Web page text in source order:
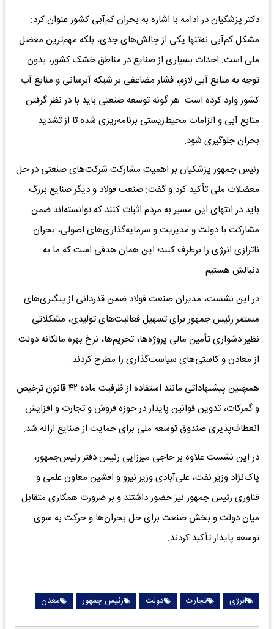
دکتر پزشکیان در ادامه با اشاره به بحران کم‌آبی کشور عنوان کرد:
مشکل کم‌آبی نه‌تنها یکی از چالش‌های جدی، بلکه مهم‌ترین معضل
ملی است. احداث بسیاری از صنایع در مناطق خشک کشور، بدون
توجه به منابع آبی لازم، فشار مضاعفی بر شبکه آبرسانی و منابع آب
کشور وارد کرده است. هر گونه توسعه صنعتی باید با در نظر گرفتن
منابع آبی و الزامات محیط‌زیستی برنامه‌ریزی شده تا از تشدید
بحران جلوگیری شود.
رئیس جمهور پزشکیان بر اهمیت مشارکت شرکت‌های صنعتی در حل
معضلات ملی تأکید کرد و گفت: صنعت فولاد و دیگر صنایع بزرگ
باید در انتهای این مسیر به مردم اثبات کنند که توانسته‌اند ضمن
مشارکت با دولت و مدیریت و سرمایه‌گذاری‌های اصولی، بحران
ناترازی انرژی را برطرف کنند؛ این همان هدفی است که ما به
دنبالش هستیم.
در این نشست، مدیران صنعت فولاد ضمن قدردانی از پیگیری‌های
مستمر رئیس جمهور برای تسهیل فعالیت‌های تولیدی، مشکلاتی
نظیر دشواری تأمین مالی پروژه‌ها، تحریم‌ها، نرخ بهره مالکانه دولت
از معادن و کاستی‌های سیاست‌گذاری را مطرح کردند.
همچنین پیشنهاداتی مانند استفاده از ظرفیت ماده ۴۲ قانون ترخیص
و گمرکات، تدوین قوانین پایدار در حوزه فروش و تجارت و افزایش
انعطاف‌پذیری صندوق توسعه ملی برای حمایت از صنایع ارائه شد.
در این نشست علاوه بر حاجی میرزایی رئیس دفتر رئیس‌جمهور،
پاک‌نژاد وزیر نفت، علی‌آبادی وزیر نیرو و افشین معاون علمی و
فناوری رئیس جمهور نیز حضور داشتند و بر ضرورت همکاری متقابل
میان دولت و بخش صنعت برای حل بحران‌ها و حرکت به سوی
توسعه پایدار تأکید کردند.
انرژی تجارت دولت رئیس جمهور معدن